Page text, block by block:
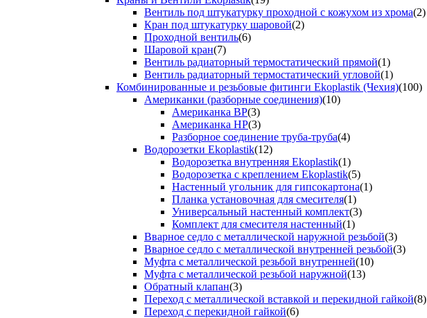
Вентиль под штукатурку проходной с кожухом из хрома(2)
Кран под штукатурку шаровой(2)
Проходной вентиль(6)
Шаровой кран(7)
Вентиль радиаторный термостатический прямой(1)
Вентиль радиаторный термостатический угловой(1)
Комбинированные и резьбовые фитинги Ekoplastik (Чехия)(100)
Американки (разборные соединения)(10)
Американка ВР(3)
Американка НР(3)
Разборное соединение труба-труба(4)
Водорозетки Ekoplastik(12)
Водорозетка внутренняя Ekoplastik(1)
Водорозетка с креплением Ekoplastik(5)
Настенный угольник для гипсокартона(1)
Планка установочная для смесителя(1)
Универсальный настенный комплект(3)
Комплект для смесителя настенный(1)
Вварное седло с металлической наружной резьбой(3)
Вварное седло с металлической внутренней резьбой(3)
Муфта с металлической резьбой внутренней(10)
Муфта с металлической резьбой наружной(13)
Обратный клапан(3)
Переход с металлической вставкой и перекидной гайкой(8)
Переход с перекидной гайкой(6)